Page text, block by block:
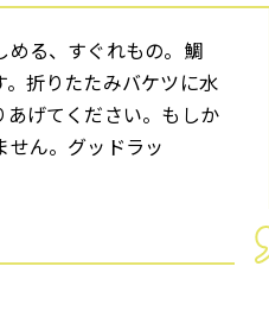
る、すぐれもの。鯛
折りたたみバケツに水
げてください。もしか
せん。グッドラッ